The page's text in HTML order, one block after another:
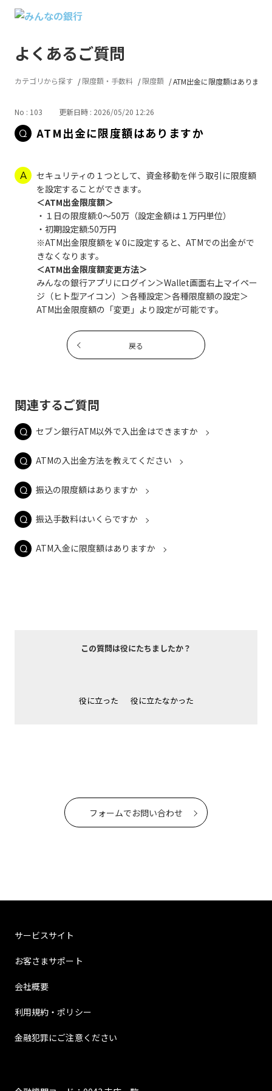
よくあるご質問
カテゴリから探す 限度額・手数料 限度額 ATM出金に限度額はあります
No : 103 更新日時 : 2026/05/20 12:26
ATM出金に限度額はありますか
セキュリティの１つとして、資金移動を伴う取引に限度額
を設定することができます。
＜ATM出金限度額＞
・１日の限度額:0～50万（設定金額は１万円単位）
・初期設定額:50万円
※ATM出金限度額を￥0に設定すると、ATMでの出金がで
きなくなります。
＜ATM出金限度額変更方法＞
みんなの銀行アプリにログイン＞Wallet画面右上マイペー
ジ（ヒト型アイコン）＞各種設定＞各種限度額の設定＞
ATM出金限度額の「変更」より設定が可能です。
戻る
関連するご質問
セブン銀行ATM以外で入出金はできますか
ATMの入出金方法を教えてください
振込の限度額はありますか
振込手数料はいくらですか
ATM入金に限度額はありますか
この質問は役にたちましたか？
役に立った 役に立たなかった
フォームでお問い合わせ
サービスサイト
お客さまサポート
会社概要
利用規約・ポリシー
金融犯罪にご注意ください